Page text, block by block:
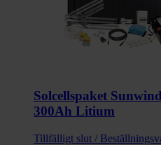
Solcellspaket
300Ah Litium
Tillfälligt slut /